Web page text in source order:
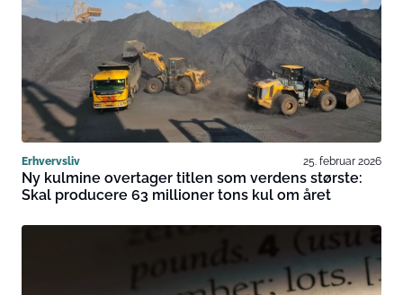
Erhvervsliv 25. februar 2026
Ny kulmine overtager titlen som verdens største:
Skal producere 63 millioner tons kul om året